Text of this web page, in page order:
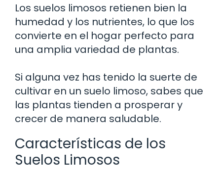
Los suelos limosos retienen bien la
humedad y los nutrientes, lo que los
convierte en el hogar perfecto para
una amplia variedad de plantas.
Si alguna vez has tenido la suerte de
cultivar en un suelo limoso, sabes que
las plantas tienden a prosperar y
crecer de manera saludable.
Características de los
Suelos Limosos